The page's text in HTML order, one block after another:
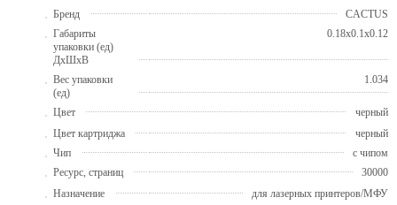
Бренд
CACTUS
Габариты
упаковки (ед)
ДхШхВ
0.18x0.1x0.12
Вес упаковки
(ед)
1.034
Цвет
черный
Цвет картриджа
черный
Чип
с чипом
Ресурс, страниц
30000
Назначение
для лазерных принтеров/МФУ